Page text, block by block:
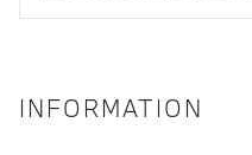
INFORMATION